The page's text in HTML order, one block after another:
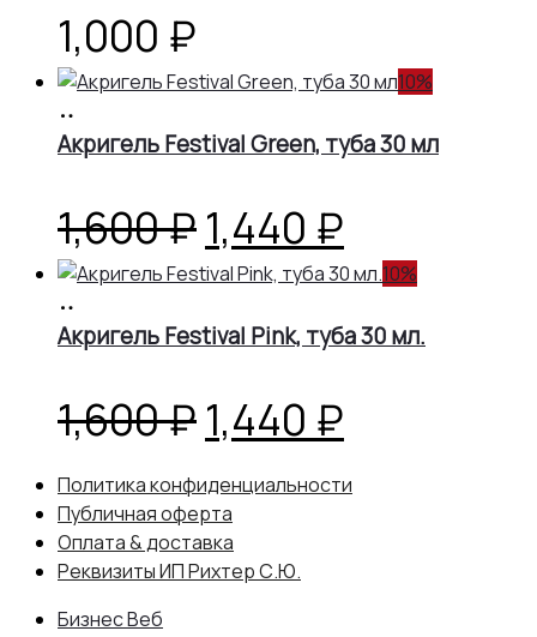
1,000 ₽
10%
корзину
Акригель Festival Green, туба 30 мл
1,600₽Первоначальная
цена
составляла
1,600 ₽.
1,440 ₽
цена:
1,440 ₽.
10%
корзину
Акригель Festival Pink, туба 30 мл.
1,600₽Первоначальная
цена
составляла
1,440 ₽
цена:
Политика конфиденциальности
Публичная оферта
Оплата & доставка
Реквизиты ИП Рихтер С.Ю.
Бизнес Веб